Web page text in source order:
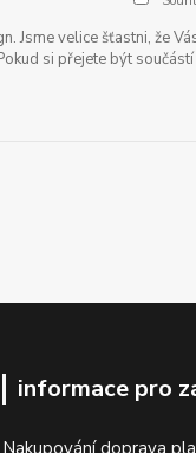
Jsme velice šťastni, že
si přejete být
informace pro
Nakupování doprava